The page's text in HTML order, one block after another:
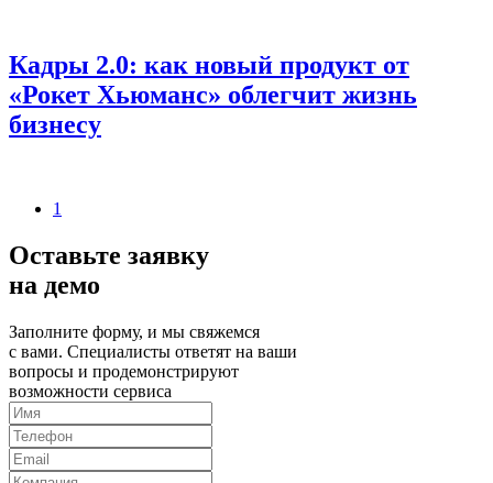
Кадры 2.0: как новый продукт от
«Рокет Хьюманс» облегчит жизнь
бизнесу
1
Оставьте заявку
на демо
Заполните форму, и мы свяжемся
с вами. Специалисты ответят на ваши
вопросы и продемонстрируют
возможности сервиса